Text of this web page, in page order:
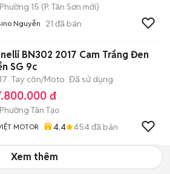
Phường 15 (P. Tân Sơn mới)
Nguyễn 21 đã bán
BN302 2017 Cam Trắng Đen
SG 9c
Tay côn/Moto Đã sử dụng
đ
Phường Tân Tạo
MOTOR 4.4 454đã bán
Xem thêm